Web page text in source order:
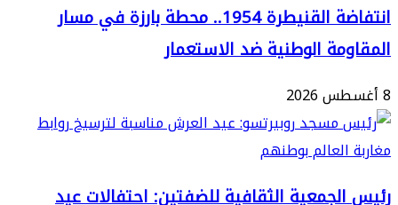
انتفاضة القنيطرة 1954.. محطة بارزة في مسار
الوطنية ضد الاستعمار
الثقافية للضفتين: احتفالات عيد